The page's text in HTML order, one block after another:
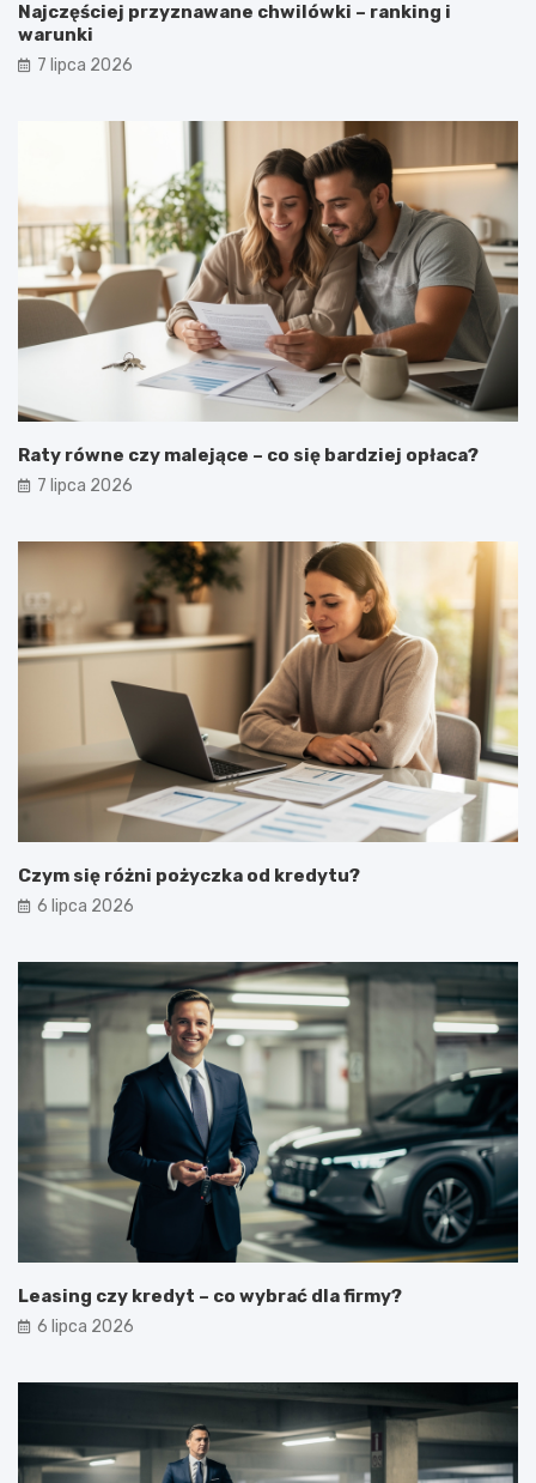
Najczęściej przyznawane chwilówki – ranking i
warunki
7 lipca 2026
Raty równe czy malejące – co się bardziej opłaca?
7 lipca 2026
Czym się różni pożyczka od kredytu?
6 lipca 2026
Leasing czy kredyt – co wybrać dla firmy?
6 lipca 2026